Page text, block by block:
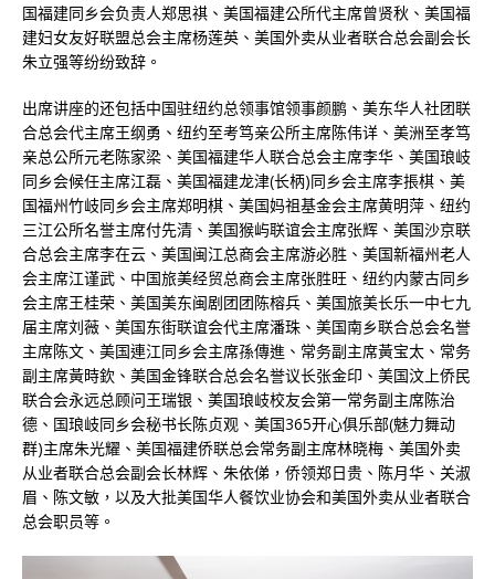
国福建同乡会负责人郑思祺、美国福建公所代主席曾贤秋、美国福
建妇女友好联盟总会主席杨莲英、美国外卖从业者联合总会副会长
朱立强等纷纷致辞。
出席讲座的还包括中国驻纽约总领事馆领事颜鹏、美东华人社团联
合总会代主席王纲勇、纽约至考笃亲公所主席陈伟详、美洲至孝笃
亲总公所元老陈家梁、美国福建华人联合总会主席李华、美国琅岐
同乡会候任主席江磊、美国福建龙津(长柄)同乡会主席李掁棋、美
国福州竹岐同乡会主席郑明棋、美国妈祖基金会主席黄明萍、纽约
三江公所名誉主席付先清、美国猴屿联谊会主席张辉、美国沙京联
合总会主席李在云、美国闽江总商会主席游必胜、美国新福州老人
会主席江谨武、中国旅美经贸总商会主席张胜旺、纽约内蒙古同乡
会主席王桂荣、美国美东闽剧团团陈榕兵、美国旅美长乐一中七九
届主席刘薇、美国东街联谊会代主席潘珠、美国南乡联合总会名誉
主席陈文、美国連江同乡会主席孫傳進、常务副主席黃宝太、常务
副主席黃時欽、美国金锋联合总会名誉议长张金印、美国汶上侨民
联合会永远总顾问王瑞银、美国琅岐校友会第一常务副主席陈治
德、国琅岐同乡会秘书长陈贞观、美国365开心俱乐部(魅力舞动
群)主席朱光耀、美国福建侨联总会常务副主席林晓梅、美国外卖
从业者联合总会副会长林辉、朱依俤，侨领郑日贵、陈月华、关淑
眉、陈文敏，以及大批美国华人餐饮业协会和美国外卖从业者联合
总会职员等。